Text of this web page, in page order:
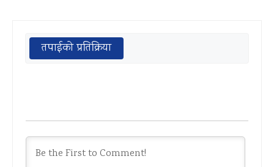
तपाईको प्रतिक्रिया